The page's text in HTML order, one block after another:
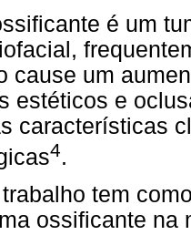
é um
cause um
estéticos e
características
4.
tem
ossificante na